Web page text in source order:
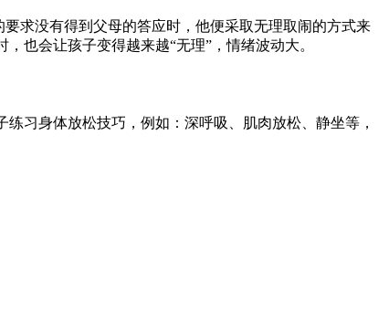
求没有得到父母的答应时，他便采取无理取闹的方式来
也会让孩子变得越来越“无理”，情绪波动大。
习身体放松技巧，例如：深呼吸、肌肉放松、静坐等，